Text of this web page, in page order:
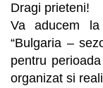
Dragi prieteni!
Va aducem la
“Bulgaria –
pentru
organizat si